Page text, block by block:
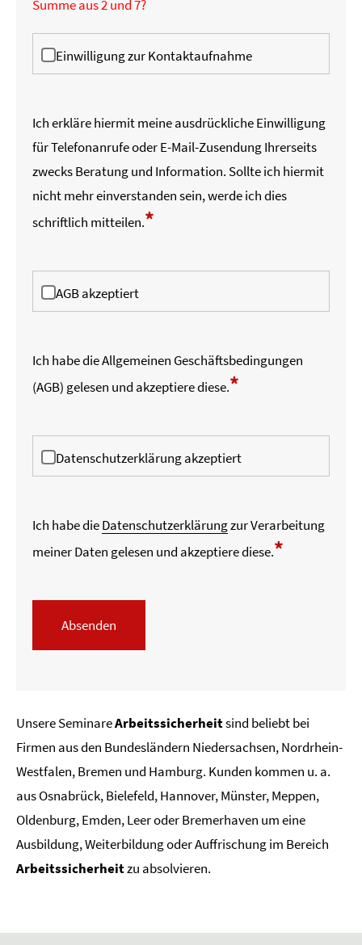
Summe aus 2 und 7?
Einwilligung zur Kontaktaufnahme
Ich erkläre hiermit meine ausdrückliche Einwilligung
für Telefonanrufe oder E-Mail-Zusendung Ihrerseits
zwecks Beratung und Information. Sollte ich hiermit
nicht mehr einverstanden sein, werde ich dies
schriftlich mitteilen.*
AGB akzeptiert
Ich habe dieAllgemeinen Geschäftsbedingungen
(AGB) gelesen und akzeptiere diese.*
Datenschutzerklärung akzeptiert
Ich habe dieDatenschutzerklärungzur Verarbeitung
meiner Daten gelesen und akzeptiere diese.*
Absenden
Unsere SeminareArbeitssicherheitsind beliebt bei
Firmen aus den Bundesländern Niedersachsen, Nordrhein-
Westfalen, Bremen und Hamburg. Kunden kommen u. a.
aus Osnabrück, Bielefeld, Hannover, Münster, Meppen,
Oldenburg, Emden, Leer oder Bremerhaven um eine
Ausbildung, Weiterbildung oder Auffrischung im Bereich
Arbeitssicherheitzu absolvieren.